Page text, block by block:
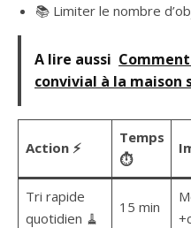
📚 Limiter le nombre
A lire aussi
convivial à la maison
Action ⚡
Temps
⏱️
Tri rapide
quotidien 🧹
15 min